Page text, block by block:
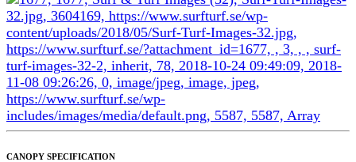
CANOPY SPECIFICATION